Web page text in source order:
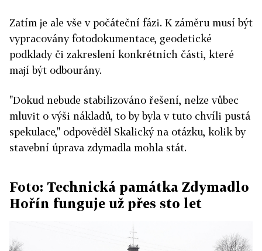
Zatím je ale vše v počáteční fázi. K záměru musí být
vypracovány fotodokumentace, geodetické
podklady či zakreslení konkrétních části, které
mají být odbourány.
"Dokud nebude stabilizováno řešení, nelze vůbec
mluvit o výši nákladů, to by byla v tuto chvíli pustá
spekulace," odpověděl Skalický na otázku, kolik by
stavební úprava zdymadla mohla stát.
Foto: Technická památka Zdymadlo
Hořín funguje už přes sto let